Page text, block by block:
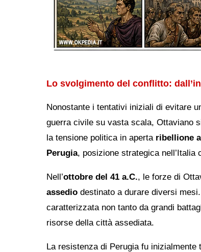
Lo svolgimento del conflitto:
Nonostante i tentativi iniziali di evitare
guerra civile su vasta scala, Ottaviano
la tensione politica in aperta ribellione
Perugia, posizione strategica nell’Italia
Nell’ottobre del 41 a.C., le forze di
assedio destinato a durare diversi
caratterizzata non tanto da grandi
risorse della città assediata.
La resistenza di Perugia fu